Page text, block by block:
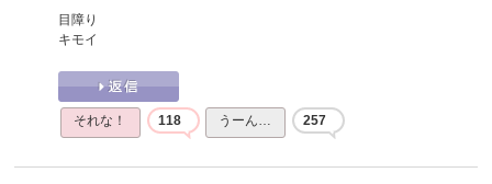
目障り
キモイ
それな！ 118 うーん… 257